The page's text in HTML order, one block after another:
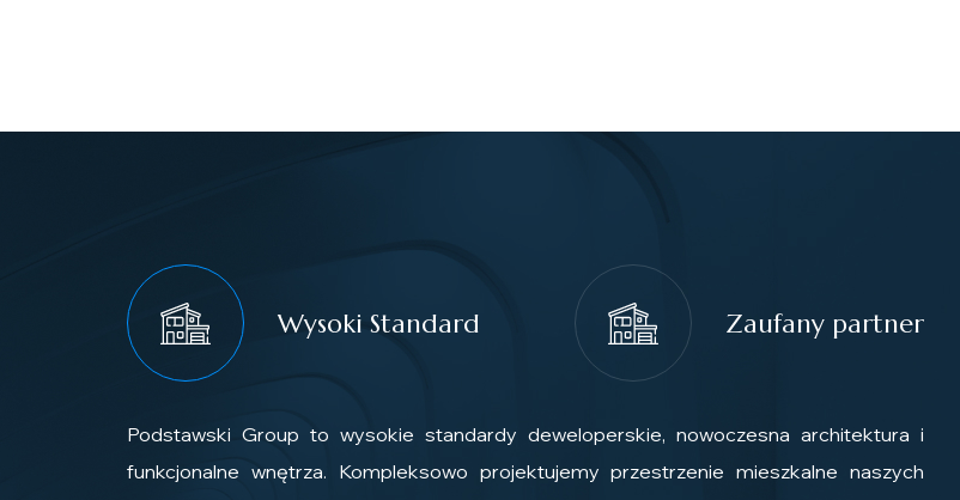
Wysoki Standard Zaufany partner
Podstawski Group to wysokie standardy deweloperskie, nowoczesna architektura i
funkcjonalne wnętrza. Kompleksowo projektujemy przestrzenie mieszkalne naszych